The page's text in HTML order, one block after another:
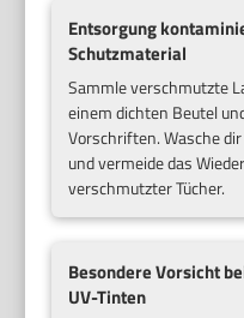
Entsorgung
Schutzmaterial
Sammle verschmutzte
einem dichten Beutel
Vorschriften. Wasche
und vermeide das
verschmutzter Tücher.
Besondere Vorsicht
UV-Tinten